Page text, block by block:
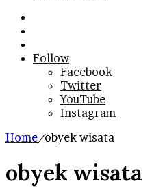
In
Follow
Facebook
Twitter
YouTube
Instagram
Home/obyek wisata
obyek wisata